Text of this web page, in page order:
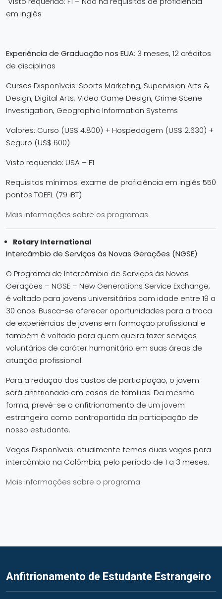
em inglês
Experiência de Graduação nos EUA: 3 meses, 12 créditos
de disciplinas
Cursos Disponíveis: Sports Marketing, Supervision Arts &
Design, Digital Arts, Video Game Design, Crime Scene
Investigation, Geographic Information Systems
Valores: Curso (US$ 4.800) + Hospedagem (US$ 2.630) +
Seguro (US$ 600)
Visto requerido: USA – F1
Requisitos mínimos: exame de proficiência em inglês 550
pontos TOEFL (79 iBT)
Mais informações sobre os programas
Rotary International
Intercâmbio de Serviços às Novas Gerações (NGSE)
O Programa de Intercâmbio de Serviços às Novas
Gerações – NGSE – New Generations Service Exchange,
é voltado para jovens universitários com idade entre 19 a
30 anos. Busca-se oferecer oportunidades para a troca
de experiências de jovens em formação profissional e
também é voltado para quem queira fazer serviços
voluntários de caráter humanitário em suas áreas de
atuação profissional.
Para a redução dos custos de participação, o jovem
será anfitrionado em casas de famílias. Da mesma
forma, prevê-se o anfitrionamento de um jovem
estrangeiro como contrapartida da participação de
nosso estudante.
Vagas Disponíveis: atualmente temos duas vagas para
intercâmbio na Colômbia, pelo período de 1 a 3 meses.
Mais informações sobre o programa
Anfitrionamento de Estudante Estrangeiro